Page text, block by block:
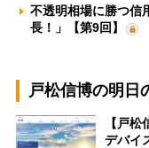
不透明相場に勝つ
長！」【第9回】
戸松信博の明日
【戸
デバイ